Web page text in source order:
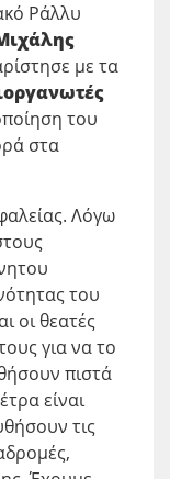
Ράλλυ
με τα
του
στα
Λόγω
του
οι θεατές
για να το
πιστά
είναι
τις